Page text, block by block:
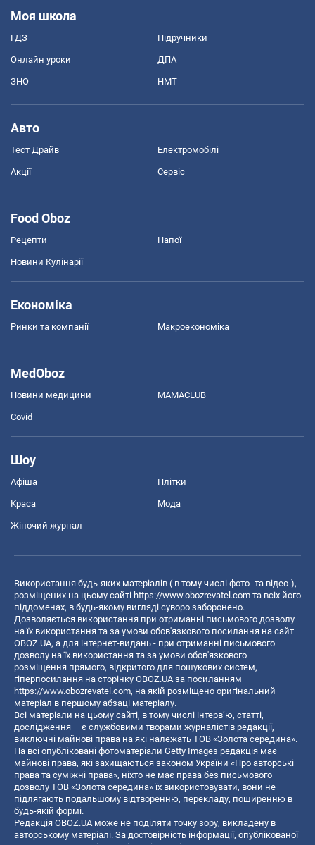
Моя школа
ГДЗ Підручники
Онлайн уроки ДПА
ЗНО НМТ
Авто
Тест Драйв Електромобілі
Акції Сервіс
Food Oboz
Рецепти Напої
Новини Кулінарії
Економіка
Ринки та компанії Макроекономіка
MedOboz
Новини медицини MAMACLUB
Covid
Шоу
Афіша Плітки
Краса Мода
Жіночий журнал
Використання будь-яких матеріалів ( в тому числі фото- та відео-),
розміщених на цьому сайті https://www.obozrevatel.com та всіх його
піддоменах, в будь-якому вигляді суворо заборонено.
Дозволяється використання при отриманні письмового дозволу
на їх використання та за умови обов'язкового посилання на сайт
OBOZ.UA, а для інтернет-видань - при отриманні письмового
дозволу на їх використання та за умови обов'язкового
розміщення прямого, відкритого для пошукових систем,
гіперпосилання на сторінку OBOZ.UA за посиланням
https://www.obozrevatel.com, на якій розміщено оригінальний
матеріал в першому абзаці матеріалу.
Всі матеріали на цьому сайті, в тому числі інтерв’ю, статті,
дослідження – є службовими творами журналістів редакції,
виключні майнові права на які належать ТОВ «Золота середина».
На всі опубліковані фотоматеріали Getty Images редакція має
майнові права, які захищаються законом України «Про авторські
права та суміжні права», ніхто не має права без письмового
дозволу ТОВ «Золота середина» їх використовувати, вони не
підлягають подальшому відтворенню, перекладу, поширенню в
будь-якій формі.
Редакція OBOZ.UA може не поділяти точку зору, викладену в
авторському матеріалі. За достовірність інформації, опублікованої